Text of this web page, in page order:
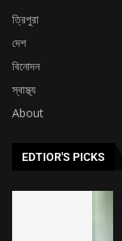
ত্রিপুরা
দেশ
বিনোদন
স্বাস্থ্য
About
EDTIOR'S PICKS